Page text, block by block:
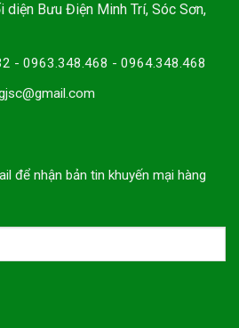
diện Bưu Điện Minh Trí, Sóc Sơn,
- 0963.348.468 - 0964.348.468
để nhận bản tin khuyến mại hàng